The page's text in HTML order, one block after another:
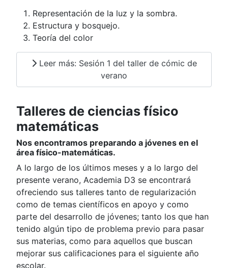
Representación de la luz y la sombra.
Estructura y bosquejo.
Teoría del color
Leer más: Sesión 1 del taller de cómic de
verano
Talleres de ciencias físico
matemáticas
Nos encontramos preparando a jóvenes en el
área físico-matemáticas.
A lo largo de los últimos meses y a lo largo del
presente verano, Academia D3 se encontrará
ofreciendo sus talleres tanto de regularización
como de temas científicos en apoyo y como
parte del desarrollo de jóvenes; tanto los que han
tenido algún tipo de problema previo para pasar
sus materias, como para aquellos que buscan
mejorar sus calificaciones para el siguiente año
escolar.